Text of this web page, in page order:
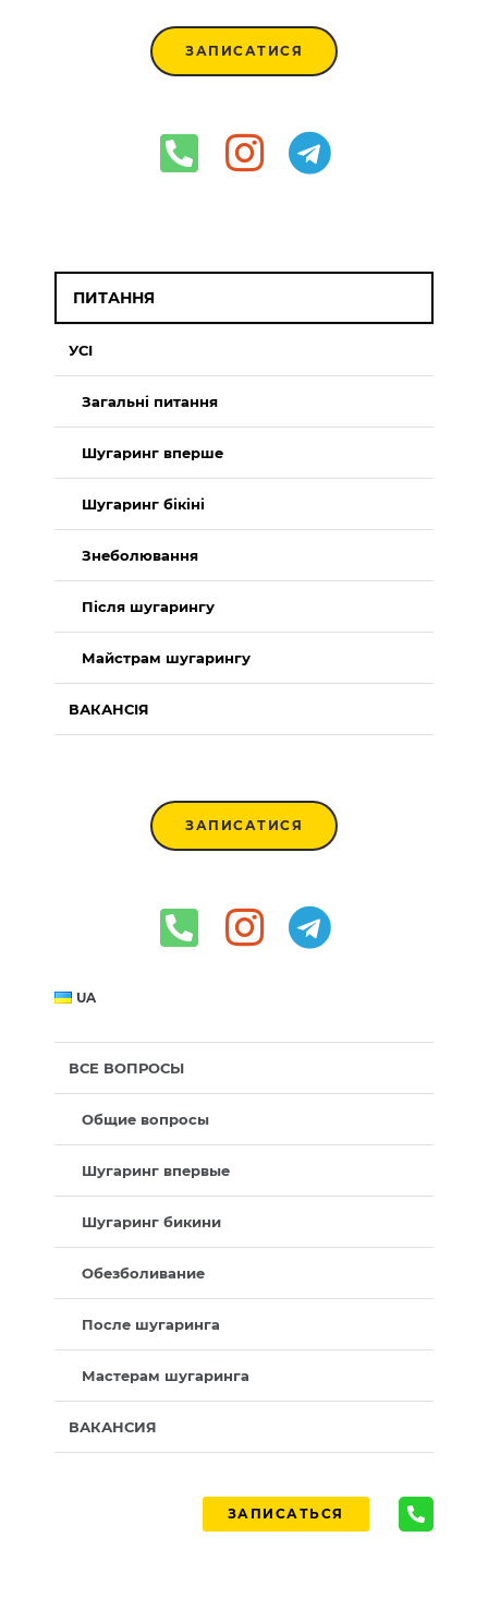
ЗАПИСАТИСЯ
ПИТАННЯ
УСІ
Загальні питання
Шугаринг вперше
Шугаринг бікіні
Знеболювання
Після шугарингу
Майстрам шугарингу
ВАКАНСІЯ
ЗАПИСАТИСЯ
UA
ВСЕ ВОПРОСЫ
Общие вопросы
Шугаринг впервые
Шугаринг бикини
Обезболивание
После шугаринга
Мастерам шугаринга
ВАКАНСИЯ
ЗАПИСАТЬСЯ